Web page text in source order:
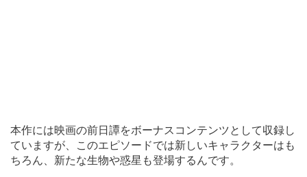
本作には映画の前日譚をボーナスコンテンツとして収録し
ていますが、このエピソードでは新しいキャラクターはも
ちろん、新たな生物や惑星も登場するんです。